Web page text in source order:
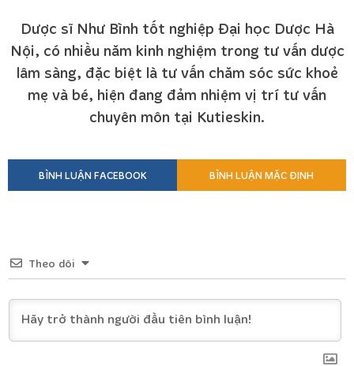
Dược sĩ Như Bình tốt nghiệp Đại học Dược Hà
Nội, có nhiều năm kinh nghiệm trong tư vấn dược
lâm sàng, đặc biệt là tư vấn chăm sóc sức khoẻ
mẹ và bé, hiện đang đảm nhiệm vị trí tư vấn
chuyên môn tại Kutieskin.
BÌNH LUẬN FACEBOOK BÌNH LUẬN MẶC ĐỊNH
Theo dõi